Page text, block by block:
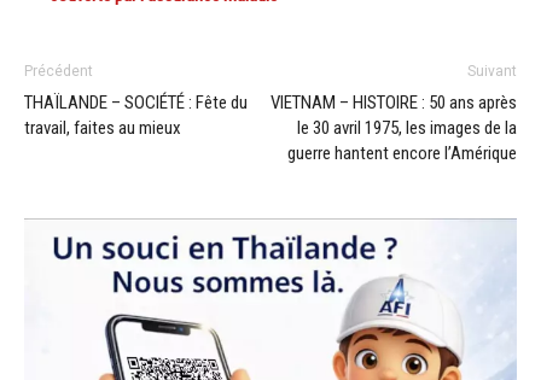
Précédent
THAÏLANDE – SOCIÉTÉ : Fête du
travail, faites au mieux
Suivant
VIETNAM – HISTOIRE : 50 ans après
le 30 avril 1975, les images de la
guerre hantent encore l’Amérique